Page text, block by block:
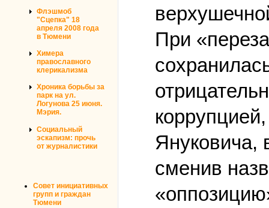
Флэшмоб
"Сцепка" 18
апреля 2008 года
в Тюмени
Химера
православного
клерикализма
Хроника борьбы за
парк на ул.
Логунова 25 июня.
Мэрия.
Социальный
эскапизм: прочь
от журналистики
Совет инициативных
групп и граждан
Тюмени
При
Януковича,
сменив